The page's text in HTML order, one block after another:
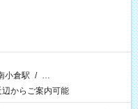
小倉駅 / …
からご案内可能